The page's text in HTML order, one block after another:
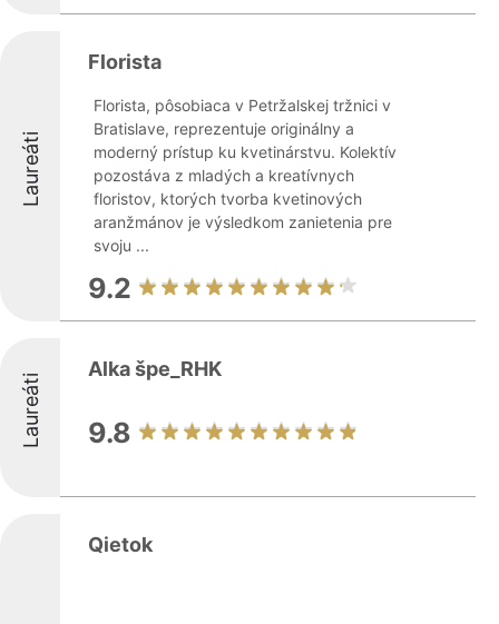
Laureáti
Florista
Florista, pôsobiaca v Petržalskej tržnici v
Bratislave, reprezentuje originálny a
moderný prístup ku kvetinárstvu. Kolektív
pozostáva z mladých a kreatívnych
floristov, ktorých tvorba kvetinových
aranžmánov je výsledkom zanietenia pre
svoju ...
9.2
Laureáti
Alka špe_RHK
9.8
Qietok